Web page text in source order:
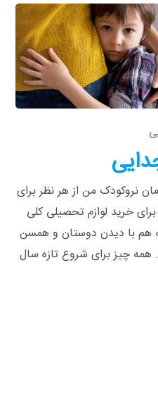
4 دقیقه مامان نروکودک من از هر نظر برای
خرید لوازم تحصیلی کلی
هم با دیدن دوستان و همسن
چیز برای شروع تازه سال